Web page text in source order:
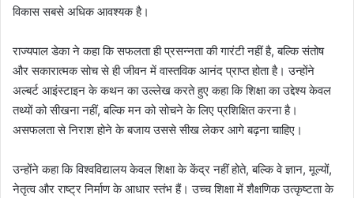
विकास सबसे अधिक आवश्यक है।
राज्यपाल डेका ने कहा कि सफलता ही प्रसन्नता की गारंटी नहीं है, बल्कि संतोष
और सकारात्मक सोच से ही जीवन में वास्तविक आनंद प्राप्त होता है। उन्होंने
अल्बर्ट आइंस्टाइन के कथन का उल्लेख करते हुए कहा कि शिक्षा का उद्देश्य केवल
तथ्यों को सीखना नहीं, बल्कि मन को सोचने के लिए प्रशिक्षित करना है।
असफलता से निराश होने के बजाय उससे सीख लेकर आगे बढ़ना चाहिए।
उन्होंने कहा कि विश्वविद्यालय केवल शिक्षा के केंद्र नहीं होते, बल्कि वे ज्ञान, मूल्यों,
नेतृत्व और राष्ट्र निर्माण के आधार स्तंभ हैं। उच्च शिक्षा में शैक्षणिक उत्कृष्टता के